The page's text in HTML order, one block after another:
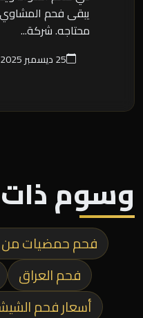
يبقى فحم المشاوي
محتاجه. شركة...
25 ديسمبر 2025
وسوم
فحم حمضيات من
فحم العراق
أسعار فحم